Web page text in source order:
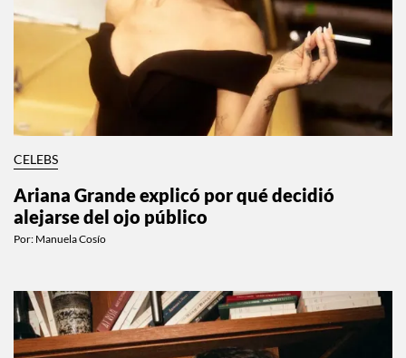
CELEBS
Ariana Grande explicó por qué decidió
alejarse del ojo público
Por: Manuela Cosío